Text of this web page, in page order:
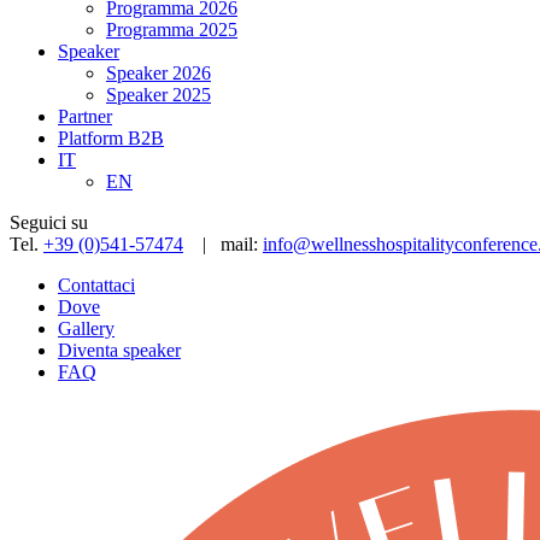
Programma 2026
Programma 2025
Speaker
Speaker 2026
Speaker 2025
Partner
Platform B2B
IT
EN
Seguici su
Tel. +39 (0)541-57474 | mail:
Contattaci
Dove
Gallery
Diventa speaker
FAQ